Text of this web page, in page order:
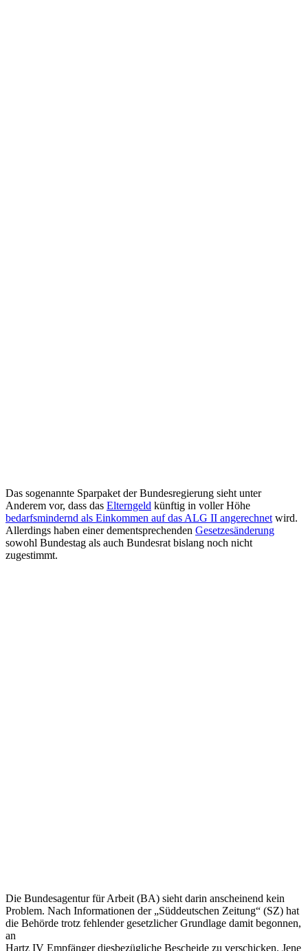
Das sogenannte Sparpaket der Bundesregierung sieht unter
Anderem vor, dass das Elterngeld künftig in voller Höhe
bedarfsmindernd als Einkommen auf das ALG II angerechnet wird.
Allerdings haben einer dementsprechenden Gesetzesänderung
sowohl Bundestag als auch Bundesrat bislang noch nicht
zugestimmt.
Die Bundesagentur für Arbeit (BA) sieht darin anscheinend kein
Problem. Nach Informationen der „Süddeutschen Zeitung“ (SZ) hat
die Behörde trotz fehlender gesetzlicher Grundlage damit begonnen,
an
Hartz IV Empfänger diesbezügliche Bescheide zu verschicken. Jene